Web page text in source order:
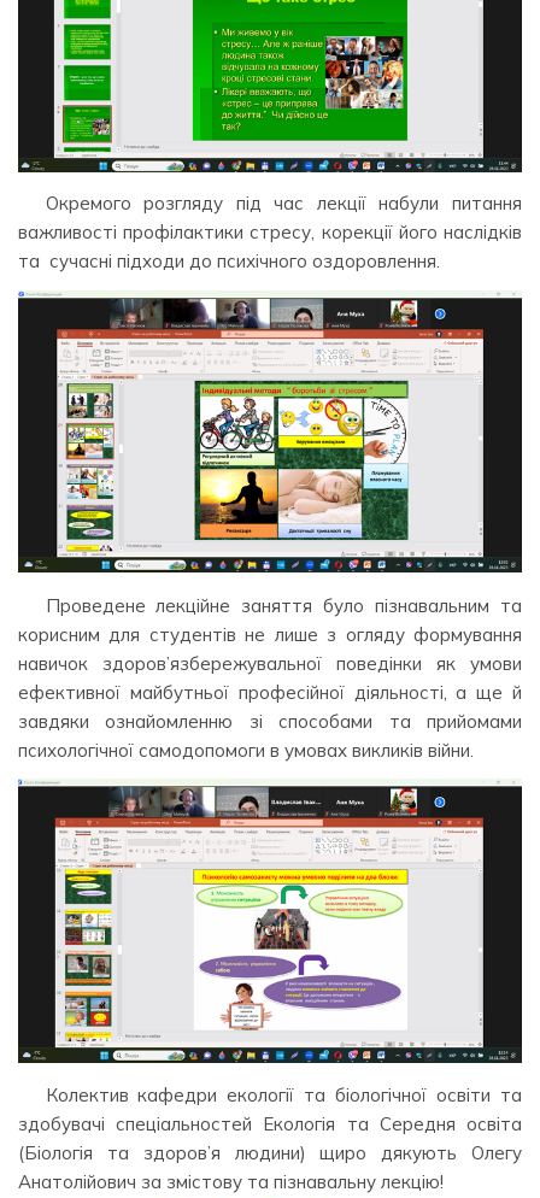
Окремого розгляду під час лекції набули питання
важливості профілактики стресу, корекції його наслідків
та сучасні підходи до психічного оздоровлення.
Проведене лекційне заняття було пізнавальним та
корисним для студентів не лише з огляду формування
навичок здоров’язбережувальної поведінки як умови
ефективної майбутньої професійної діяльності, а ще й
завдяки ознайомленню зі способами та прийомами
психологічної самодопомоги в умовах викликів війни.
Колектив кафедри екології та біологічної освіти та
здобувачі спеціальностей Екологія та Середня освіта
(Біологія та здоров’я людини) щиро дякують Олегу
Анатолійович за змістову та пізнавальну лекцію!